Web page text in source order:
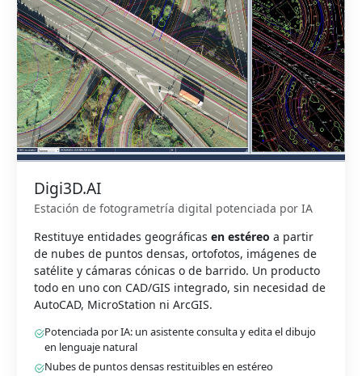
Digi3D.AI
Estación de fotogrametría digital potenciada por IA
Restituye entidades geográficas en estéreo a partir
de nubes de puntos densas, ortofotos, imágenes de
satélite y cámaras cónicas o de barrido. Un producto
todo en uno con CAD/GIS integrado, sin necesidad de
AutoCAD, MicroStation ni ArcGIS.
Potenciada por IA: un asistente consulta y edita el dibujo
en lenguaje natural
Nubes de puntos densas restituibles en estéreo